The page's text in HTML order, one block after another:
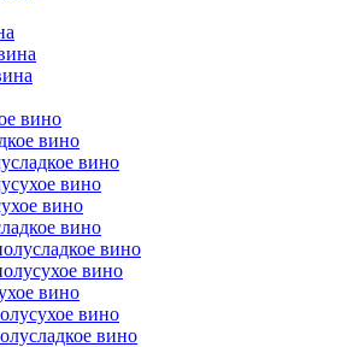
вино
вино
вино
вино
вино
вино
вино
вино
вино
вино
вино